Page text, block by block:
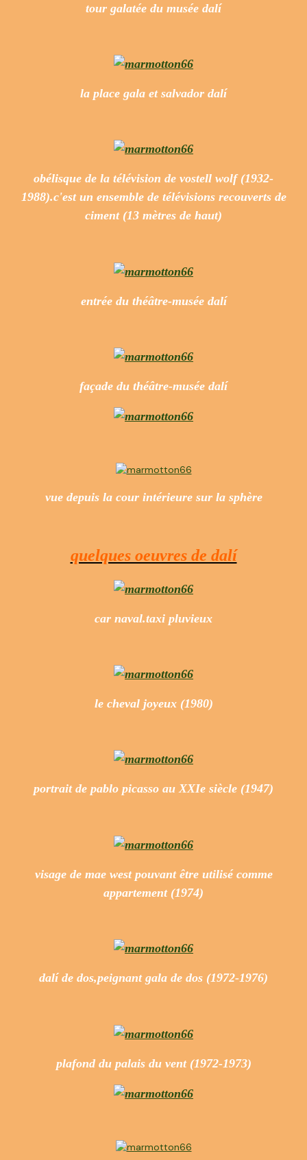
tour galatée du musée dalí
la place gala et salvador dalí
obélisque de la télévision de vostell wolf (1932-
1988).c'est un ensemble de télévisions recouverts de
ciment (13 mètres de haut)
entrée du théâtre-musée dalí
façade du théâtre-musée dalí
vue depuis la cour intérieure sur la sphère
quelques oeuvres de dalí
car naval.taxi pluvieux
le cheval joyeux (1980)
portrait de pablo picasso au XXIe siècle (1947)
visage de mae west pouvant être utilisé comme
appartement (1974)
dalí de dos,peignant gala de dos (1972-1976)
plafond du palais du vent (1972-1973)